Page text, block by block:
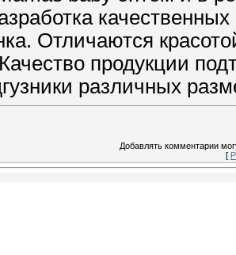
Отличаются
продукции
различных
Добавлять комментарии
[